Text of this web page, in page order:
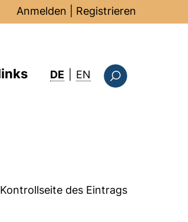
Anmelden Registrieren
DE EN : this page in
Kontrollseite des Eintrags